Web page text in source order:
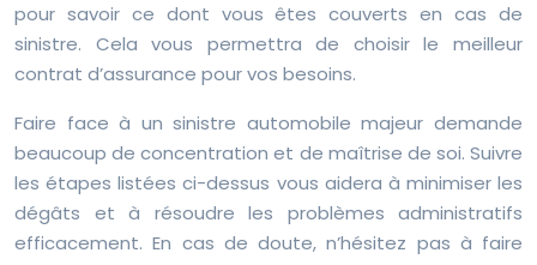
pour savoir ce dont vous êtes couverts en cas de
sinistre. Cela vous permettra de choisir le meilleur
contrat d’assurance pour vos besoins.
Faire face à un sinistre automobile majeur demande
beaucoup de concentration et de maîtrise de soi. Suivre
les étapes listées ci-dessus vous aidera à minimiser les
dégâts et à résoudre les problèmes administratifs
efficacement. En cas de doute, n’hésitez pas à faire